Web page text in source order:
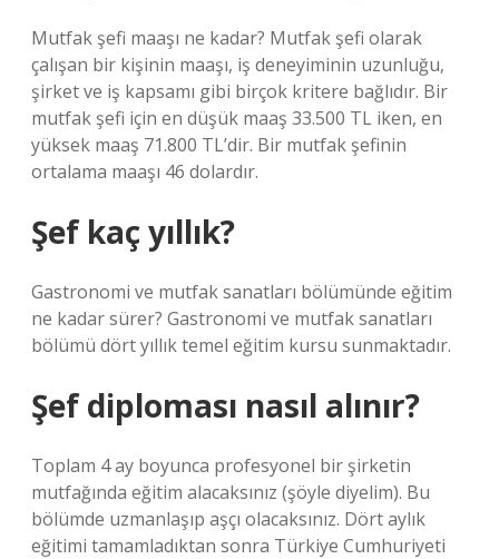
Mutfak şefi maaşı ne kadar? Mutfak şefi olarak
çalışan bir kişinin maaşı, iş deneyiminin uzunluğu,
şirket ve iş kapsamı gibi birçok kritere bağlıdır. Bir
mutfak şefi için en düşük maaş 33.500 TL iken, en
yüksek maaş 71.800 TL’dir. Bir mutfak şefinin
ortalama maaşı 46 dolardır.
Şef kaç yıllık?
Gastronomi ve mutfak sanatları bölümünde eğitim
ne kadar sürer? Gastronomi ve mutfak sanatları
bölümü dört yıllık temel eğitim kursu sunmaktadır.
Şef diploması nasıl alınır?
Toplam 4 ay boyunca profesyonel bir şirketin
mutfağında eğitim alacaksınız (şöyle diyelim). Bu
bölümde uzmanlaşıp aşçı olacaksınız. Dört aylık
eğitimi tamamladıktan sonra Türkiye Cumhuriyeti